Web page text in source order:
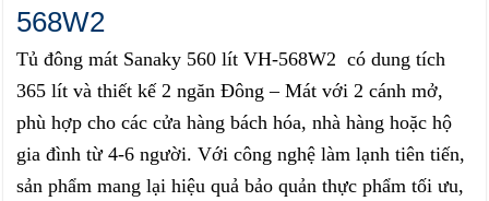
568W2
Tủ đông mát Sanaky 560 lít VH-568W2 có dung tích
365 lít và thiết kế 2 ngăn Đông – Mát với 2 cánh mở,
phù hợp cho các cửa hàng bách hóa, nhà hàng hoặc hộ
gia đình từ 4-6 người. Với công nghệ làm lạnh tiên tiến,
sản phẩm mang lại hiệu quả bảo quản thực phẩm tối ưu,